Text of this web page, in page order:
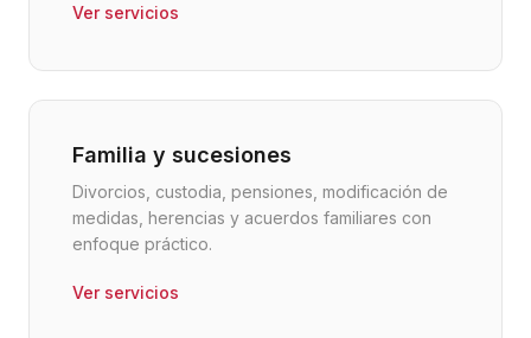
Ver servicios
Familia y sucesiones
Divorcios, custodia, pensiones, modificación de
medidas, herencias y acuerdos familiares con
enfoque práctico.
Ver servicios